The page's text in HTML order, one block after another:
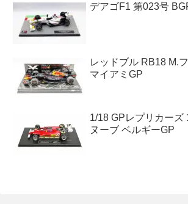
デアゴF1 第023号
レッドブル RB18 M.
マイアミGP
1/18 GPレプリカーズ
ヌーブ ベルギーGP